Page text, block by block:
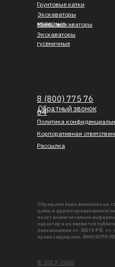
© 2017-2026
Обращаем ваше внимание на
цены и другие предложения/
носит исключительно
характер и не являются
положениями ст. 435 ГК РФ,
права защищены. ИНН/ОГРН
Экскаваторы
колесные
Обратный звонок
Экскаваторы
гусеничные
Мини-экскаваторы
Грунтовые катки
Корпоративная
Рассылка
8 (800) 775 76
64
Политика